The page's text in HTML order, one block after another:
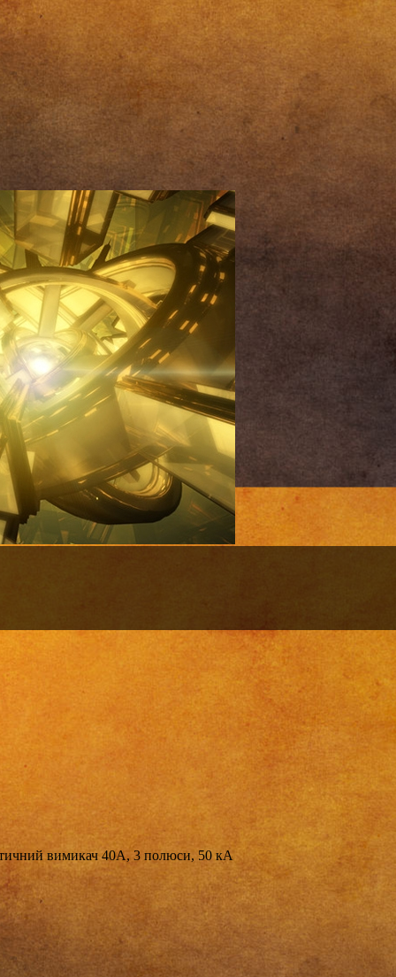
вимикач 40А, 3 полюси, 50 кА